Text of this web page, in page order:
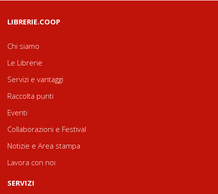
LIBRERIE.COOP
Chi siamo
Le Librerie
Servizi e vantaggi
Raccolta punti
Eventi
Collaborazioni e Festival
Notizie e Area stampa
Lavora con noi
SERVIZI